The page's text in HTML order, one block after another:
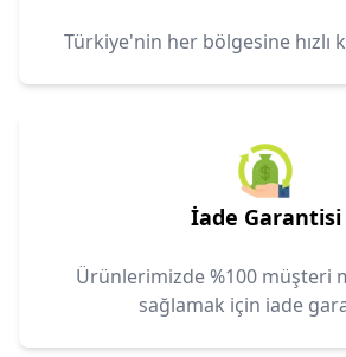
Türkiye'nin her bölgesine hızlı
İade Garantisi
Ürünlerimizde %100 müşteri
sağlamak için iade